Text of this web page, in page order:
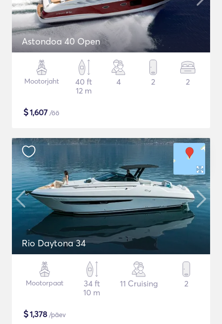
Astondoa 40 Open
Mootorjaht
40 ft
12 m
4 2 2
$1,607 /öö
Rio Daytona 34
Mootorpaat
34 ft
10 m
11 Cruising 2
$1,378 /päev